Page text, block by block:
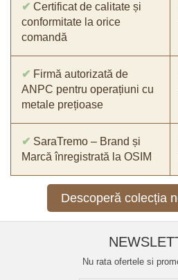
✔ Certificat de calitate și
conformitate la orice
comandă
✔ Firmă autorizată de
ANPC pentru operațiuni cu
metale prețioase
✔ SaraTremo – Brand și
Marcă înregistrată la OSIM
Descoperă colecția
Nu rata ofertele si